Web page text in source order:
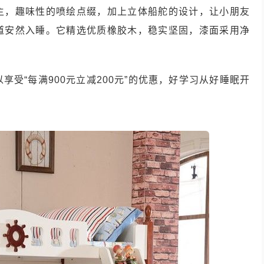
趣味性的喷绘点缀，加上立体船舵的设计，让小朋友
然入睡。它精选优质橡胶木，稳实坚固，漆面采用净
受“每满900元立减200元”的优惠，好学习从好睡眠开